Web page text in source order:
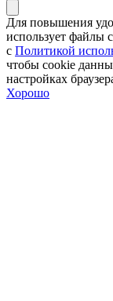
Для повышения
использует файлы
с Политикой
чтобы сookie
настройках
Хорошо